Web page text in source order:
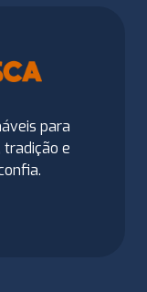
para
tradição e